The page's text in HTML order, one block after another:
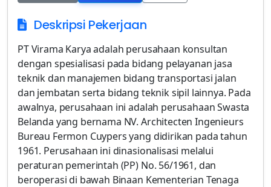
Deskripsi Pekerjaan
PT Virama Karya adalah perusahaan konsultan
dengan spesialisasi pada bidang pelayanan jasa
teknik dan manajemen bidang transportasi jalan
dan jembatan serta bidang teknik sipil lainnya. Pada
awalnya, perusahaan ini adalah perusahaan Swasta
Belanda yang bernama NV. Architecten Ingenieurs
Bureau Fermon Cuypers yang didirikan pada tahun
1961. Perusahaan ini dinasionalisasi melalui
peraturan pemerintah (PP) No. 56/1961, dan
beroperasi di bawah Binaan Kementerian Tenaga